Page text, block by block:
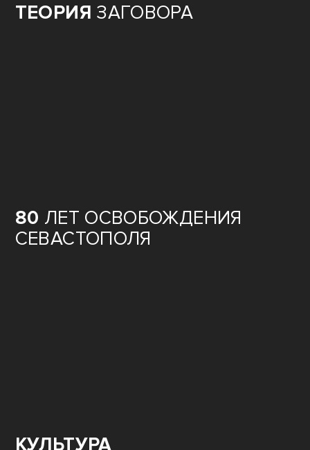
ТЕОРИЯ ЗАГОВОРА
80 ЛЕТ ОСВОБОЖДЕНИЯ
СЕВАСТОПОЛЯ
КУЛЬТУРА